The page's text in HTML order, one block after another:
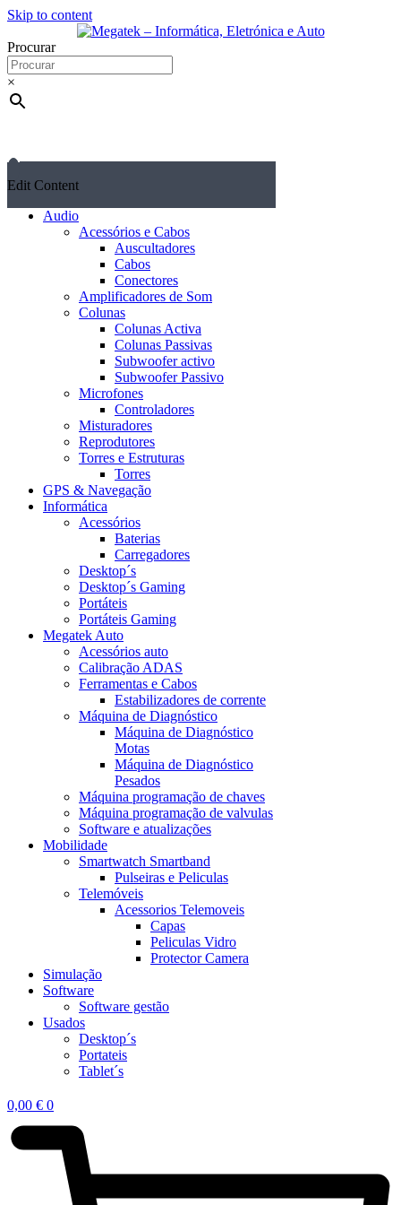
Skip to content
Procurar
×
Edit Content
Audio
Acessórios e Cabos
Auscultadores
Cabos
Conectores
Amplificadores de Som
Colunas
Colunas Activa
Colunas Passivas
Subwoofer activo
Subwoofer Passivo
Microfones
Controladores
Misturadores
Reprodutores
Torres e Estruturas
Torres
GPS & Navegação
Informática
Acessórios
Baterias
Carregadores
Desktop´s
Desktop´s Gaming
Portáteis
Portáteis Gaming
Megatek Auto
Acessórios auto
Calibração ADAS
Ferramentas e Cabos
Estabilizadores de corrente
Máquina de Diagnóstico
Máquina de Diagnóstico
Motas
Máquina de Diagnóstico
Pesados
Máquina programação de chaves
Máquina programação de valvulas
Software e atualizações
Mobilidade
Smartwatch Smartband
Pulseiras e Peliculas
Telemóveis
Acessorios Telemoveis
Capas
Peliculas Vidro
Protector Camera
Simulação
Software
Software gestão
Usados
Desktop´s
Portateis
Tablet´s
0,00 € 0